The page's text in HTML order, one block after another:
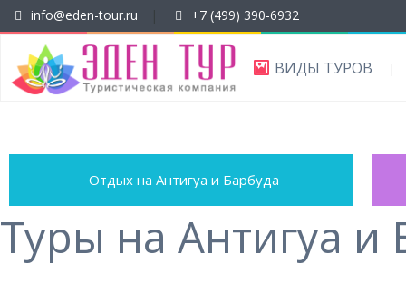
info@eden-tour.ru +7 (499) 390-6932
ВИДЫ ТУРОВ
Отдых на Антигуа и Барбуда
Туры на Антигуа